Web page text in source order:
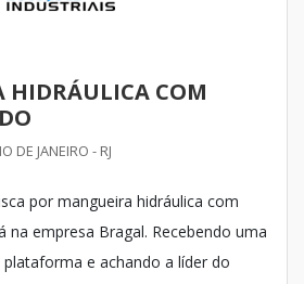
HIDRÁULICA COM
DE JANEIRO - RJ
por mangueira hidráulica com
na empresa Bragal. Recebendo uma
e achando a líder do